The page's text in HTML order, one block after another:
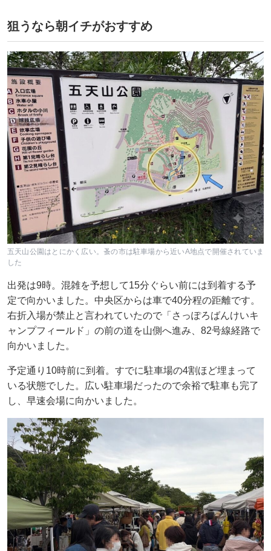
狙うなら朝イチがおすすめ
五天山公園はとにかく広い。蚤の市は駐車場から近いA地点で開催されていま
した
出発は9時。混雑を予想して15分ぐらい前には到着する予
定で向かいました。中央区からは車で40分程の距離です。
右折入場が禁止と言われていたので「さっぽろばんけいキ
ャンプフィールド」の前の道を山側へ進み、82号線経路で
向かいました。
予定通り10時前に到着。すでに駐車場の4割ほど埋まって
いる状態でした。広い駐車場だったので余裕で駐車も完了
し、早速会場に向かいました。